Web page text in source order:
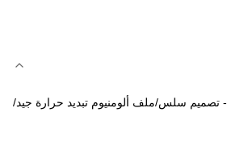
- تصميم سلس/ملف ألومنيوم تبديد حرارة جيد/